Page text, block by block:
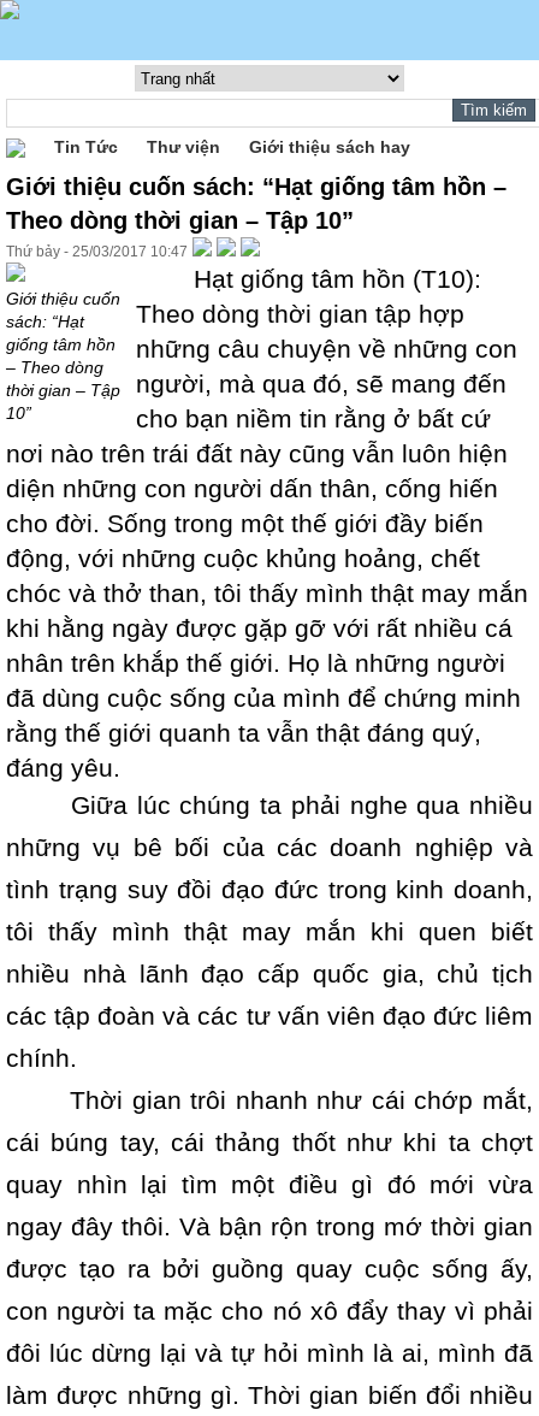
Tin Tức Thư viện Giới thiệu sách hay
Giới thiệu cuốn sách: “Hạt giống tâm hồn –
Theo dòng thời gian – Tập 10”
Thứ bảy - 25/03/2017 10:47
Giới thiệu cuốn
sách: “Hạt
giống tâm hồn
– Theo dòng
thời gian – Tập
10”
Hạt giống tâm hồn (T10):
Theo dòng thời gian tập hợp
những câu chuyện về những con
người, mà qua đó, sẽ mang đến
cho bạn niềm tin rằng ở bất cứ
nơi nào trên trái đất này cũng vẫn luôn hiện
diện những con người dấn thân, cống hiến
cho đời. Sống trong một thế giới đầy biến
động, với những cuộc khủng hoảng, chết
chóc và thở than, tôi thấy mình thật may mắn
khi hằng ngày được gặp gỡ với rất nhiều cá
nhân trên khắp thế giới. Họ là những người
đã dùng cuộc sống của mình để chứng minh
rằng thế giới quanh ta vẫn thật đáng quý,
đáng yêu.
Giữa lúc chúng ta phải nghe qua nhiều
những vụ bê bối của các doanh nghiệp và
tình trạng suy đồi đạo đức trong kinh doanh,
tôi thấy mình thật may mắn khi quen biết
nhiều nhà lãnh đạo cấp quốc gia, chủ tịch
các tập đoàn và các tư vấn viên đạo đức liêm
chính.
Thời gian trôi nhanh như cái chớp mắt,
cái búng tay, cái thảng thốt như khi ta chợt
quay nhìn lại tìm một điều gì đó mới vừa
ngay đây thôi. Và bận rộn trong mớ thời gian
được tạo ra bởi guồng quay cuộc sống ấy,
con người ta mặc cho nó xô đẩy thay vì phải
đôi lúc dừng lại và tự hỏi mình là ai, mình đã
làm được những gì. Thời gian biến đổi nhiều